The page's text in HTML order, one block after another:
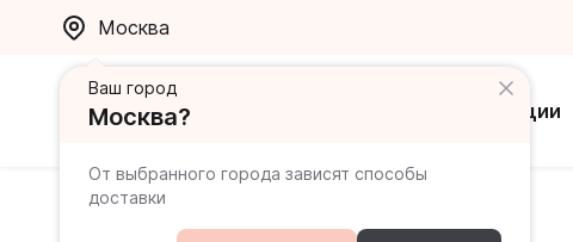
Москва
Акции
Ваш город
Москва?
От выбранного города зависят способы
доставки
Гоголь Николай Васильевич